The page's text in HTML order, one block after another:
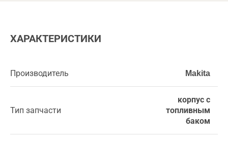
ХАРАКТЕРИСТИКИ
Производитель Makita
Тип запчасти
корпус с
топливным
баком